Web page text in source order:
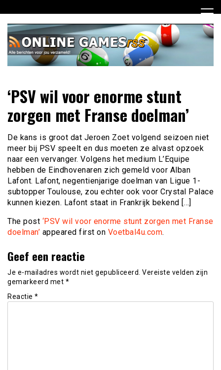
naar
inhoud
Online Games RSS
verzameld
‘PSV wil voor enorme stunt
zorgen met Franse doelman’
De kans is groot dat Jeroen Zoet volgend seizoen niet
meer bij PSV speelt en dus moeten ze alvast opzoek
naar een vervanger. Volgens het medium L’Equipe
hebben de Eindhovenaren zich gemeld voor Alban
Lafont. Lafont, negentienjarige doelman van Ligue 1-
subtopper Toulouse, zou echter ook voor Crystal Palace
kunnen kiezen. Lafont staat in Frankrijk bekend […]
The post ‘PSV wil voor enorme stunt zorgen met Franse
doelman’ appeared first on Voetbal4u.com.
Geef een reactie
Je e-mailadres wordt niet gepubliceerd. Vereiste velden zijn
gemarkeerd met *
Reactie *